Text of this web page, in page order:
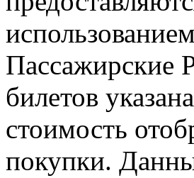
билетов
стоимость
покупки.